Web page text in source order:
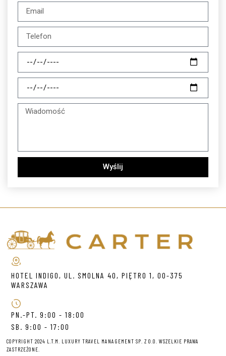
Wyślij
HOTEL INDIGO, UL. SMOLNA 40, PIĘTRO 1, 00-375
WARSZAWA
PN.-PT. 9:00 - 18:00
SB. 9:00 - 17:00
COPYRIGHT 2024 L.T.M. LUXURY TRAVEL MANAGEMENT SP. Z O.O. WSZELKIE PRAWA
ZASTRZEŻONE.